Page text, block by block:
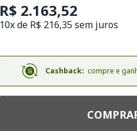
R$ 2.163,52
10x de R$ 216,35 sem juros
Cashback: compre e